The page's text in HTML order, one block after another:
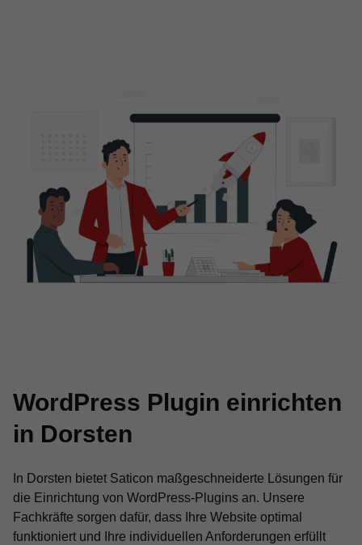
WordPress Plugin einrichten
in Dorsten
In Dorsten bietet Saticon maßgeschneiderte Lösungen für
die Einrichtung von WordPress-Plugins an. Unsere
Fachkräfte sorgen dafür, dass Ihre Website optimal
funktioniert und Ihre individuellen Anforderungen erfüllt